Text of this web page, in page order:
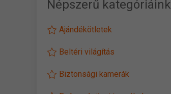
Népszerű kategóriáink
Ajándékötletek
Beltéri világítás
Biztonsági kamerák